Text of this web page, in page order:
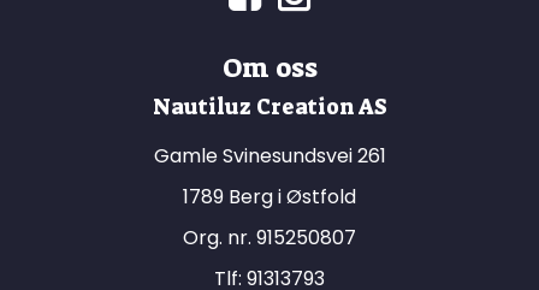
Om oss
Nautiluz Creation AS
Gamle Svinesundsvei 261
1789 Berg i Østfold
Org. nr. 915250807
Tlf: 91313793